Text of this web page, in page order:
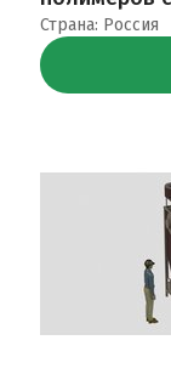
Страна: Россия